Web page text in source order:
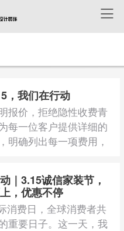
，我们在行动
报价，拒绝隐性收费青
每一位客户提供详细的
明确列出每一项费用，
｜3.15诚信家装节，
，优惠不停
消费日，全球消费者共
重要日子。这一天，我